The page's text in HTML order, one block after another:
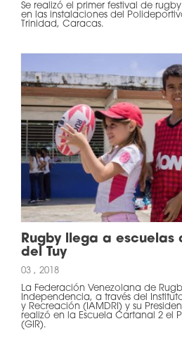
Se realizó el primer festival de
en las instalaciones del
Trinidad, Caracas.
Rugby llega a escuelas
del Tuy
03 , 2018
La Federación Venezolana de
Independencia, a través del
y Recreación (IAMDRI) y su
realizó en la Escuela Cartanal 2 el
(GIR).